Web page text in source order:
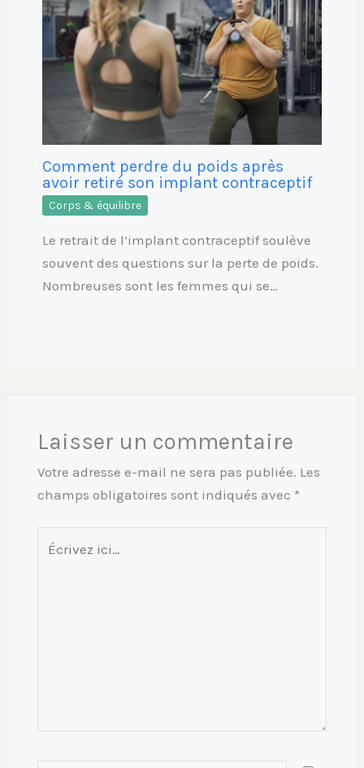
Comment perdre du poids après
avoir retiré son implant contraceptif
Corps & équilibre
Le retrait de l’implant contraceptif soulève
souvent des questions sur la perte de poids.
Nombreuses sont les femmes qui se…
Laisser un commentaire
Votre adresse e-mail ne sera pas publiée. Les
champs obligatoires sont indiqués avec *